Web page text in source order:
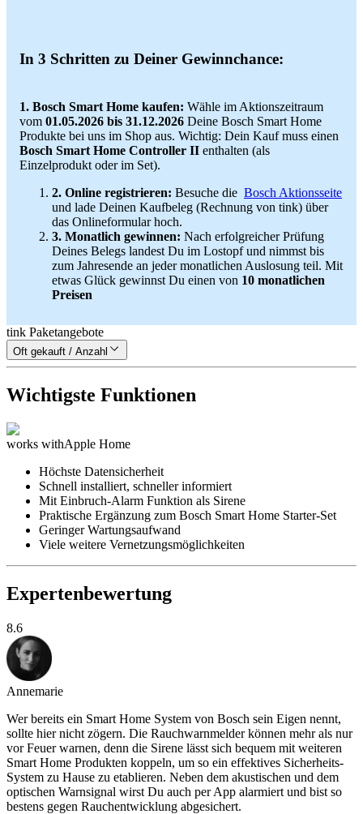
In 3 Schritten zu Deiner Gewinnchance:
1. Bosch Smart Home kaufen: Wähle im Aktionszeitraum
vom 01.05.2026 bis 31.12.2026 Deine Bosch Smart Home
Produkte bei uns im Shop aus. Wichtig: Dein Kauf muss einen
Bosch Smart Home Controller II enthalten (als
Einzelprodukt oder im Set).
2. Online registrieren: Besuche die Bosch Aktionsseite
und lade Deinen Kaufbeleg (Rechnung von tink) über
das Onlineformular hoch.
3. Monatlich gewinnen: Nach erfolgreicher Prüfung
Deines Belegs landest Du im Lostopf und nimmst bis
zum Jahresende an jeder monatlichen Auslosung teil. Mit
etwas Glück gewinnst Du einen von 10 monatlichen
Preisen
tink Paketangebote
Oft gekauft / Anzahl
Wichtigste Funktionen
works withApple Home
Höchste Datensicherheit
Schnell installiert, schneller informiert
Mit Einbruch-Alarm Funktion als Sirene
Praktische Ergänzung zum Bosch Smart Home Starter-Set
Geringer Wartungsaufwand
Viele weitere Vernetzungsmöglichkeiten
Expertenbewertung
8.6
Annemarie
Wer bereits ein Smart Home System von Bosch sein Eigen nennt,
sollte hier nicht zögern. Die Rauchwarnmelder können mehr als nur
vor Feuer warnen, denn die Sirene lässt sich bequem mit weiteren
Smart Home Produkten koppeln, um so ein effektives Sicherheits-
System zu Hause zu etablieren. Neben dem akustischen und dem
optischen Warnsignal wirst Du auch per App alarmiert und bist so
bestens gegen Rauchentwicklung abgesichert.